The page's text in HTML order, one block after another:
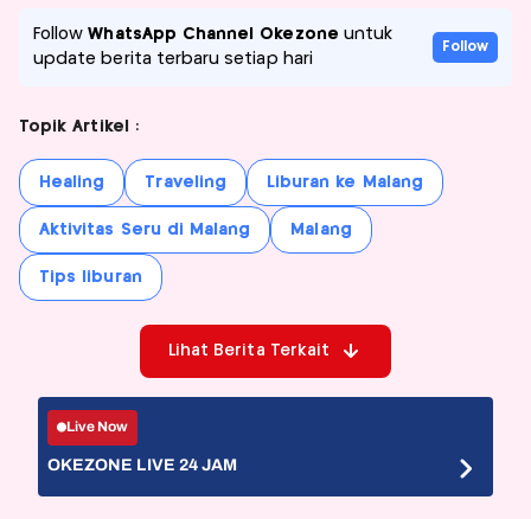
FollowWhatsApp Channel Okezone untuk
update berita terbaru setiap hari
Follow
Topik Artikel :
Healing Traveling Liburan ke Malang
Aktivitas Seru di Malang Malang
Tips liburan
Lihat Berita Terkait
Live Now
OKEZONE LIVE 24 JAM